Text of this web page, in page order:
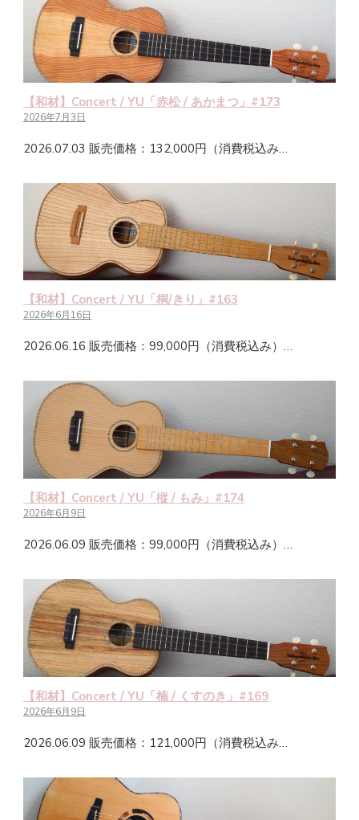
【和材】Concert / YU「赤松 / あかまつ」#173
2026年7月3日
2026.07.03 販売価格：132,000円（消費税込み…
【和材】Concert / YU「桐/きり」#163
2026年6月16日
2026.06.16 販売価格：99,000円（消費税込み）…
【和材】Concert / YU「樅 / もみ」#174
2026年6月9日
2026.06.09 販売価格：99,000円（消費税込み）…
【和材】Concert / YU「楠 / くすのき」#169
2026年6月9日
2026.06.09 販売価格：121,000円（消費税込み…